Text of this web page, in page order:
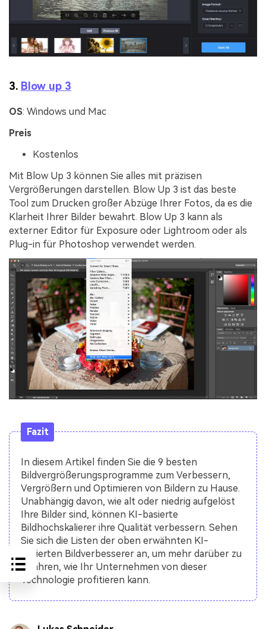
3. Blow up 3
OS: Windows und Mac
Preis
Kostenlos
Mit Blow Up 3 können Sie alles mit präzisen
Vergrößerungen darstellen. Blow Up 3 ist das beste
Tool zum Drucken großer Abzüge Ihrer Fotos, da es die
Klarheit Ihrer Bilder bewahrt. Blow Up 3 kann als
externer Editor für Exposure oder Lightroom oder als
Plug-in für Photoshop verwendet werden.
Fazit
In diesem Artikel finden Sie die 9 besten
Bildvergrößerungsprogramme zum Verbessern,
Vergrößern und Optimieren von Bildern zu Hause.
Unabhängig davon, wie alt oder niedrig aufgelöst
Ihre Bilder sind, können KI-basierte
Bildhochskalierer ihre Qualität verbessern. Sehen
Sie sich die Listen der oben erwähnten KI-
basierten Bildverbesserer an, um mehr darüber zu
erfahren, wie Ihr Unternehmen von dieser
Technologie profitieren kann.